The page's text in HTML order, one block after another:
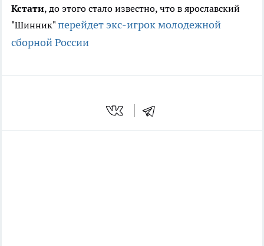
Кстати, до этого стало известно, что в ярославский
"Шинник" перейдет экс-игрок молодежной
сборной России